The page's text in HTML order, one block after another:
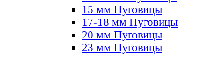
15 мм Пуговицы
17-18 мм Пуговицы
20 мм Пуговицы
23 мм Пуговицы